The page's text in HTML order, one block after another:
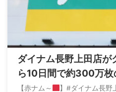
ダイナム長野上田店が
ら10日間で約300万枚
【赤ナム～
】#ダイナム長野